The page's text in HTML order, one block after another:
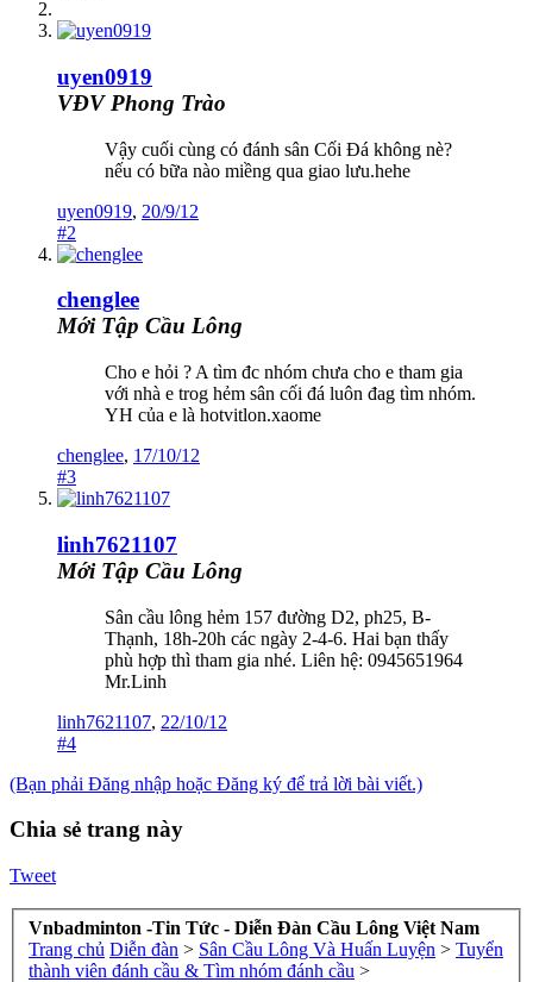
uyen0919
VĐV Phong Trào
Vậy cuối cùng có đánh sân Cối Đá không nè?
nếu có bữa nào miềng qua giao lưu.hehe
uyen0919, 20/9/12
#2
chenglee
Mới Tập Cầu Lông
Cho e hỏi ? A tìm đc nhóm chưa cho e tham gia
với nhà e trog hẻm sân cối đá luôn đag tìm nhóm.
YH của e là hotvitlon.xaome
chenglee, 17/10/12
#3
linh7621107
Mới Tập Cầu Lông
Sân cầu lông hẻm 157 đường D2, ph25, B-
Thạnh, 18h-20h các ngày 2-4-6. Hai bạn thấy
phù hợp thì tham gia nhé. Liên hệ: 0945651964
Mr.Linh
linh7621107, 22/10/12
#4
(Bạn phải Đăng nhập hoặc Đăng ký để trả lời bài viết.)
Chia sẻ trang này
Tweet
Vnbadminton -Tin Tức - Diễn Đàn Cầu Lông Việt Nam
Trang chủ Diễn đàn > Sân Cầu Lông Và Huấn Luyện > Tuyển
thành viên đánh cầu & Tìm nhóm đánh cầu >